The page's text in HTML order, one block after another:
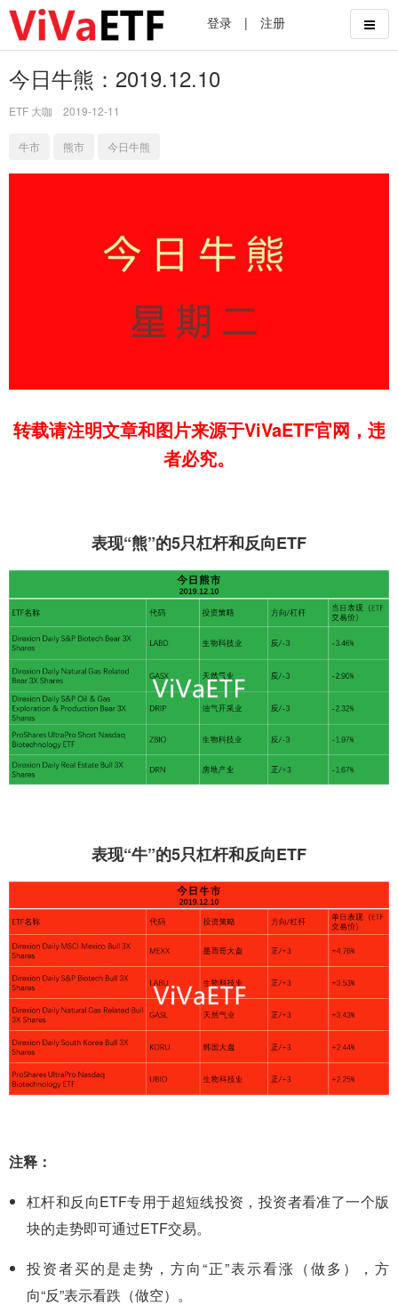
登录 | 注册
今日牛熊：2019.12.10
ETF 大咖 2019-12-11
牛市 熊市 今日牛熊
转载请注明文章和图片来源于ViVaETF官网，违
者必究。
表现“熊”的5只杠杆和反向ETF
表现“牛”的5只杠杆和反向ETF
注释：
杠杆和反向ETF专用于超短线投资，投资者看准了一个版
块的走势即可通过ETF交易。
投资者买的是走势，方向“正”表示看涨（做多），方
向“反”表示看跌（做空）。